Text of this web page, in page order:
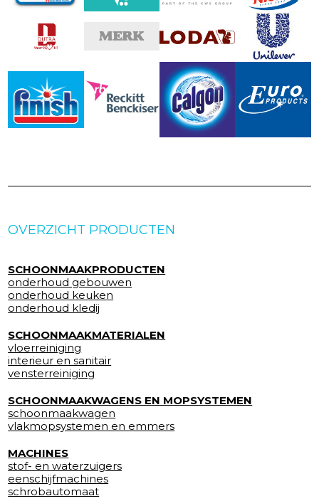
OVERZICHT PRODUCTEN
SCHOONMAAKPRODUCTEN
onderhoud gebouwen
onderhoud keuken
onderhoud kledij
SCHOONMAAKMATERIALEN
vloerreiniging
interieur en sanitair
vensterreiniging
SCHOONMAAKWAGENS EN MOPSYSTEMEN
schoonmaakwagen
vlakmopsystemen en emmers
MACHINES
stof- en waterzuigers
eenschijfmachines
schrobautomaat